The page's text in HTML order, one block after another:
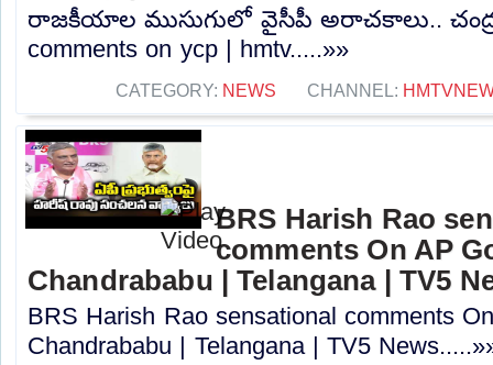
రాజకీయాల ముసుగులో వైసీపీ అరాచకాలు..
comments on ycp | hmtv.....»»
CATEGORY: NEWS CHANNEL:
BRS Harish Rao
comments On AP
Chandrababu | Telangana | TV5
BRS Harish Rao sensational comments
Chandrababu | Telangana | TV5